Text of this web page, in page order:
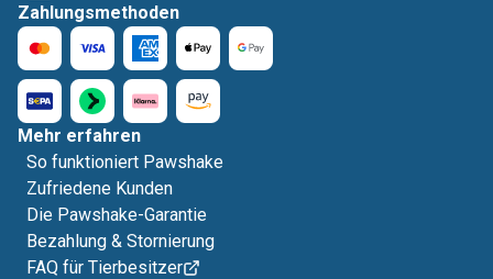
Zahlungsmethoden
Mehr erfahren
So funktioniert Pawshake
Zufriedene Kunden
Die Pawshake-Garantie
Bezahlung & Stornierung
FAQ für Tierbesitzer